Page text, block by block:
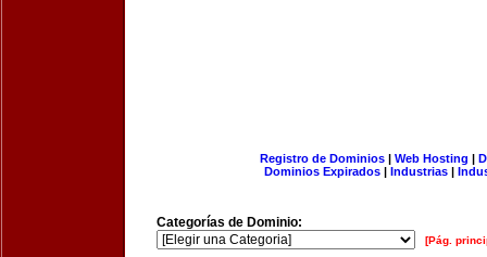
Registro de Dominios| Web Hosting |
Dominios Expirados | Industrias |
Categorías de Dominio:
[Pág.